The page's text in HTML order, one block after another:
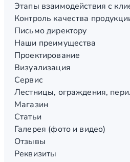
Этапы взаимодействия с
Контроль качества
Письмо директору
Наши преимущества
Проектирование
Визуализация
Сервис
Лестницы, ограждения,
Магазин
Статьи
Галерея (фото и видео)
Отзывы
Реквизиты